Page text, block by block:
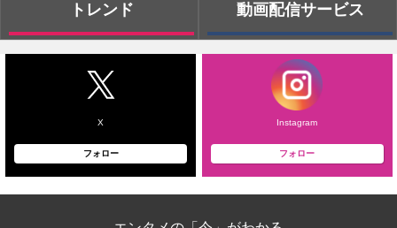
トレンド 動画配信サービス
X
フォロー
Instagram
フォロー